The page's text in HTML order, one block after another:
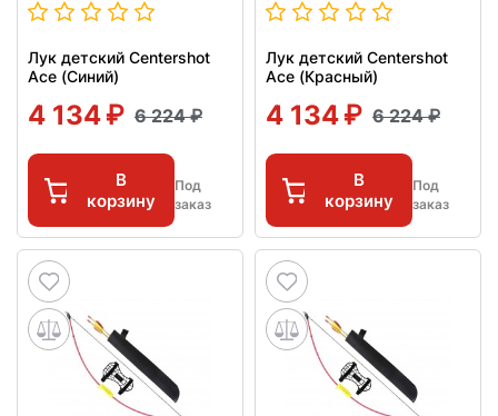
Лук детский Centershot
Ace (Синий)
4 134 6 224
В
корзину
Под
заказ
Лук детский Centershot
Ace (Красный)
4 134 6 224
В
корзину
Под
заказ